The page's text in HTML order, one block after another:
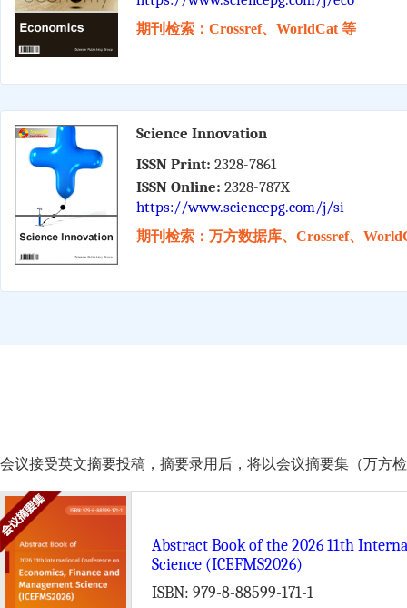
期刊检索：Crossref、WorldCat 等
Science Innovation
ISSN Print: 2328-7861
ISSN Online: 2328-787X
https://www.sciencepg.com/j/si
期刊检索：万方数据库、Crossref、
会议接受英文摘要投稿，摘要录用后，将以会议摘要集（万方检
Abstract Book of the 2026 11th
Science (ICEFMS2026)
ISBN: 979-8-88599-171-1